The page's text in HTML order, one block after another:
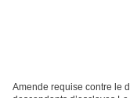
Amende requise contre le